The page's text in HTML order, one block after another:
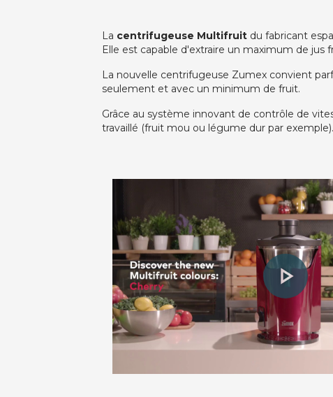
La centrifugeuse Multifruit du fabricant
Elle est capable d'extraire un maximum de
La nouvelle centrifugeuse Zumex convient
seulement et avec un minimum de fruit.
Grâce au système innovant de contrôle de
travaillé (fruit mou ou légume dur par exemple).